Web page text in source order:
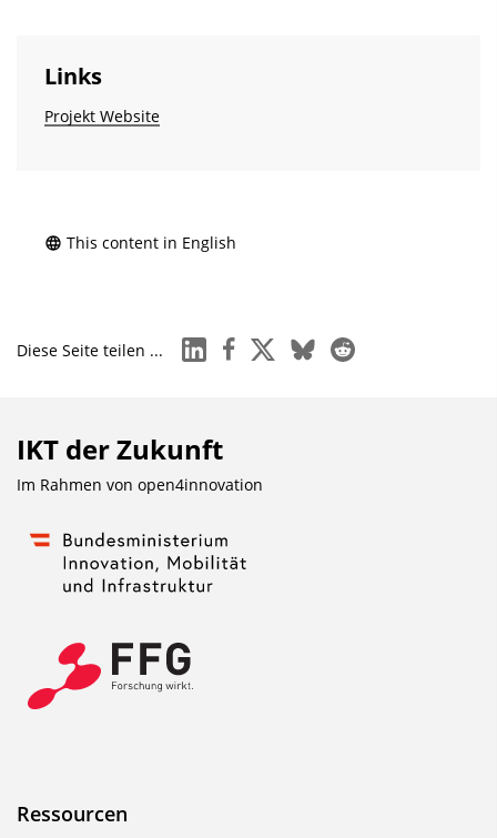
Links
Projekt Website
This content in English
Diese Seite teilen ... linkedinfacebook
x blueskyreddit
IKT der Zukunft
Im Rahmen von open4innovation
Ressourcen